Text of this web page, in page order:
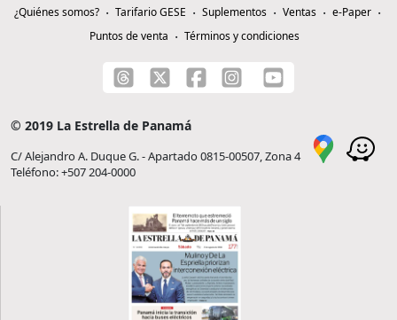
¿Quiénes somos? Tarifario GESE Suplementos Ventas
e-Paper
Puntos de venta
Términos y condiciones
© 2019 La Estrella de Panamá
C/ Alejandro A. Duque G. - Apartado 0815-00507, Zona 4
Teléfono: +507 204-0000